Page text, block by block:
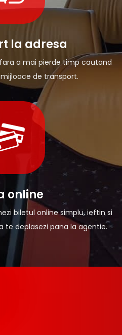
la adresa
a mai pierde timp cautand
de transport.
online
biletul online simplu, ieftin si
te deplasezi pana la agentie.